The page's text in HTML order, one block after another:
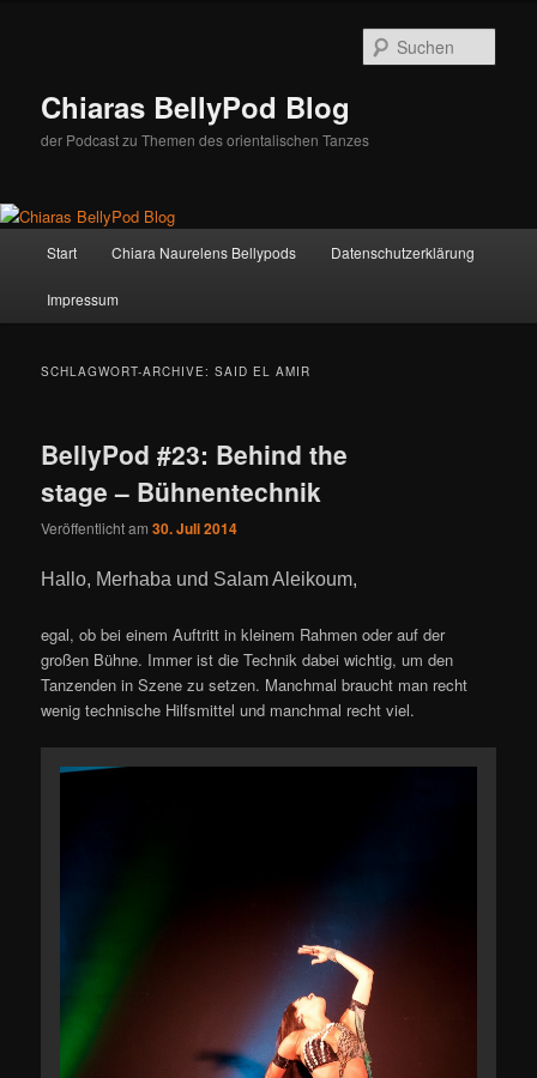
Chiaras BellyPod Blog
der Podcast zu Themen des orientalischen Tanzes
Start Chiara Naurelens Bellypods Datenschutzerklärung
Impressum
SCHLAGWORT-ARCHIVE:SAID EL AMIR
BellyPod #23: Behind the
stage – Bühnentechnik
Veröffentlicht am30. Juli 2014
Hallo, Merhaba und Salam Aleikoum,
egal, ob bei einem Auftritt in kleinem Rahmen oder auf der
großen Bühne. Immer ist die Technik dabei wichtig, um den
Tanzenden in Szene zu setzen. Manchmal braucht man recht
wenig technische Hilfsmittel und manchmal recht viel.